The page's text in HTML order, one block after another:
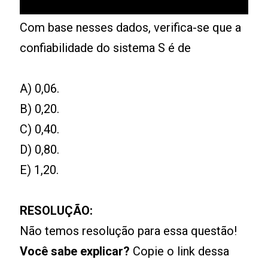
Com base nesses dados, verifica-se que a
confiabilidade do sistema S é de
A) 0,06.
B) 0,20.
C) 0,40.
D) 0,80.
E) 1,20.
RESOLUÇÃO:
Não temos resolução para essa questão!
Você sabe explicar? Copie o link dessa